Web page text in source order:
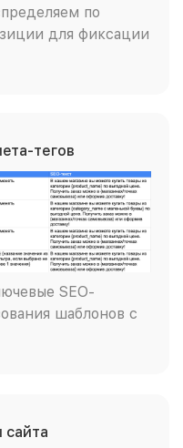
по
для фиксации
тегов
SEO-
шаблонов с
сайта